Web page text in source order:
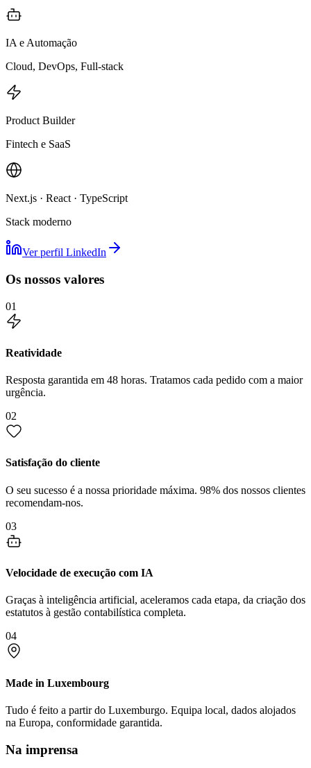
IA e Automação
Cloud, DevOps, Full-stack
Product Builder
Fintech e SaaS
Next.js · React · TypeScript
Stack moderno
Ver perfil LinkedIn
Os nossos valores
01
Reatividade
Resposta garantida em 48 horas. Tratamos cada pedido com a maior
urgência.
02
Satisfação do cliente
O seu sucesso é a nossa prioridade máxima. 98% dos nossos clientes
recomendam-nos.
03
Velocidade de execução com IA
Graças à inteligência artificial, aceleramos cada etapa, da criação dos
estatutos à gestão contabilística completa.
04
Made in Luxembourg
Tudo é feito a partir do Luxemburgo. Equipa local, dados alojados
na Europa, conformidade garantida.
Na imprensa